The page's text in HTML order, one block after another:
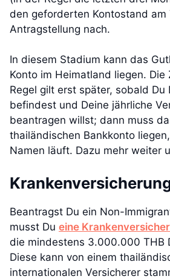
den geforderten Kontostand am
Antragstellung nach.
In diesem Stadium kann das
Konto im Heimatland liegen.
Regel gilt erst später, sobald Du
befindest und Deine jährliche
beantragen willst; dann muss
thailändischen Bankkonto
Namen läuft. Dazu mehr weiter
Beantragst Du ein Non-
musst Du eine
die mindestens 3.000.000 THB
Diese kann von einem
internationalen Versicherer